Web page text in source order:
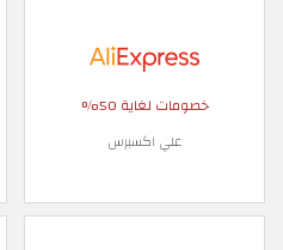
خصومات لغاية 50%
علي اكسبرس